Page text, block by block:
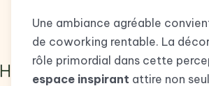
Une ambiance agréable
de coworking rentable. La
rôle primordial dans cette
espace inspirant attire non